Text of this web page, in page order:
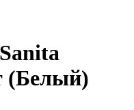
(Белый)